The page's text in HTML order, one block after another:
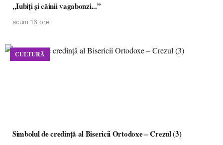
,,Iubiți și câinii vagabonzi...”
acum 16 ore
CULTURĂ
Simbolul de credinţă al Bisericii Ortodoxe – Crezul (3)